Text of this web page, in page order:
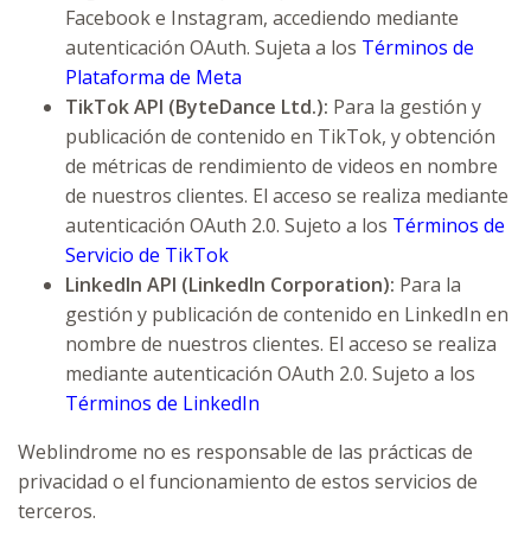
Facebook e Instagram, accediendo mediante
autenticación OAuth. Sujeta a los Términos de
Plataforma de Meta
TikTok API (ByteDance Ltd.): Para la gestión y
publicación de contenido en TikTok, y obtención
de métricas de rendimiento de videos en nombre
de nuestros clientes. El acceso se realiza mediante
autenticación OAuth 2.0. Sujeto a los Términos de
Servicio de TikTok
LinkedIn API (LinkedIn Corporation): Para la
gestión y publicación de contenido en LinkedIn en
nombre de nuestros clientes. El acceso se realiza
mediante autenticación OAuth 2.0. Sujeto a los
Términos de LinkedIn
Weblindrome no es responsable de las prácticas de
privacidad o el funcionamiento de estos servicios de
terceros.